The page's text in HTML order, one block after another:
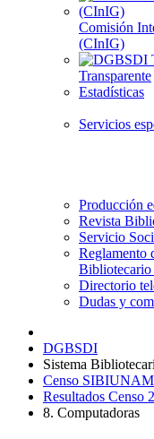
Comisión
(CInIG)
Transparente
Estadísticas
Servicios
Producción
Revista
Servicio
Reglamento
Directorio
Dudas y
DGBSDI
Sistema
Censo SIBIUNAM
Resultados Censo
8. Computadoras